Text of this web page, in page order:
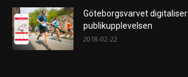
Göteborgsvarvet
publikupplevelsen
2018-02-22